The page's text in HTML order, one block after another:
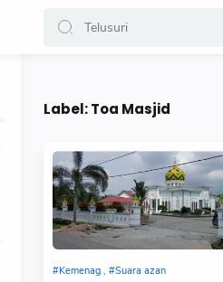
Label:Toa Masjid